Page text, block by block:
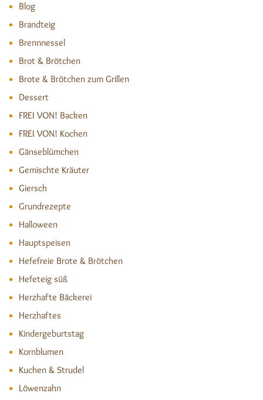
Blog
Brandteig
Brennnessel
Brot & Brötchen
Brote & Brötchen zum Grillen
Dessert
FREI VON! Backen
FREI VON! Kochen
Gänseblümchen
Gemischte Kräuter
Giersch
Grundrezepte
Halloween
Hauptspeisen
Hefefreie Brote & Brötchen
Hefeteig süß
Herzhafte Bäckerei
Herzhaftes
Kindergeburtstag
Kornblumen
Kuchen & Strudel
Löwenzahn